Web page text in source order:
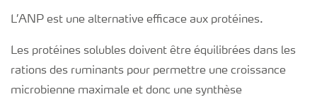
L’ANP est une alternative efficace aux protéines.
Les protéines solubles doivent être équilibrées dans les
rations des ruminants pour permettre une croissance
microbienne maximale et donc une synthèse